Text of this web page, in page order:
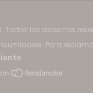
Todos los derechos
Para